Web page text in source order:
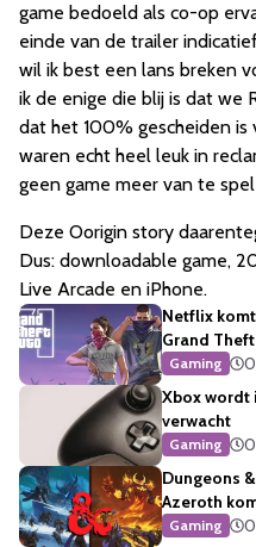
game bedoeld als co-op
einde van de trailer
wil ik best een lans breken
ik de enige die blij is dat we
dat het 100% gescheiden is
waren echt heel leuk in
geen game meer van te
Deze Oorigin story
Dus: downloadable game,
Live Arcade en iPhone.
Netflix
Grand
Gaming
Xbox wordt
verwacht
Gaming
Dungeons
Azeroth
Gaming